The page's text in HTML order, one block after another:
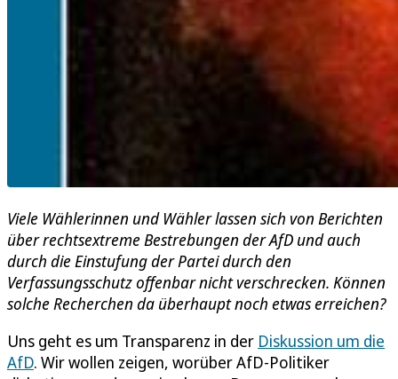
Viele Wählerinnen und Wähler lassen sich von Berichten
über rechtsextreme Bestrebungen der AfD und auch
durch die Einstufung der Partei durch den
Verfassungsschutz offenbar nicht verschrecken. Können
solche Recherchen da überhaupt noch etwas erreichen?
Uns geht es um Transparenz in der Diskussion um die
AfD. Wir wollen zeigen, worüber AfD-Politiker